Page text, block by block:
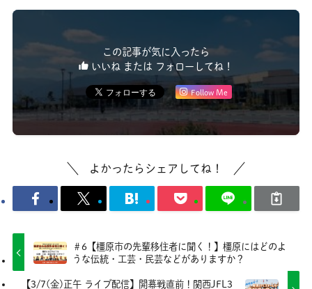
この記事が気に入ったら
いいね または フォローしてね！
Follow Me
よかったらシェアしてね！
＃6【橿原市の先輩移住者に聞く！】橿原にはどのよ
うな伝統・工芸・民芸などがありますか？
【3/7(金)正午 ライブ配信】開幕戦直前！関西JFL3